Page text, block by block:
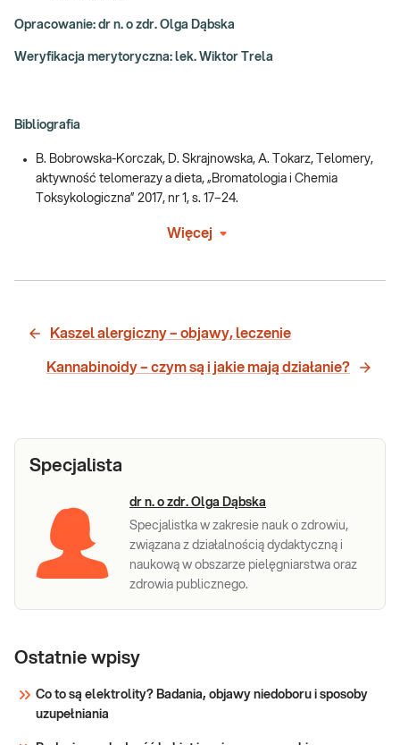
Opracowanie: dr n. o zdr. Olga Dąbska
Weryfikacja merytoryczna: lek. Wiktor Trela
Bibliografia
B. Bobrowska-Korczak, D. Skrajnowska, A. Tokarz, Telomery,
aktywność telomerazy a dieta, „Bromatologia i Chemia
Toksykologiczna” 2017, nr 1, s. 17–24.
Więcej
Kaszel alergiczny – objawy, leczenie
Kannabinoidy – czym są i jakie mają działanie?
Specjalista
dr n. o zdr. Olga Dąbska
Specjalistka w zakresie nauk o zdrowiu,
związana z działalnością dydaktyczną i
naukową w obszarze pielęgniarstwa oraz
zdrowia publicznego.
Ostatnie wpisy
Co to są elektrolity? Badania, objawy niedoboru i sposoby
uzupełniania